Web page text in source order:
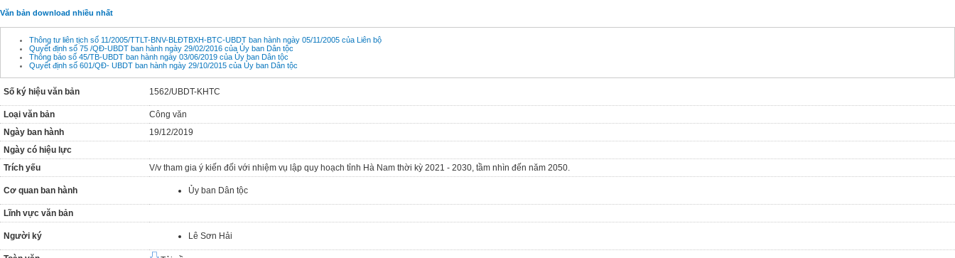
Văn bản download nhiều nhất
Thông tư liên tịch số 11/2005/TTLT-BNV-BLĐTBXH-BTC-UBDT ban hành ngày 05/11/2005 của Liên bộ
Quyết định số 75 /QĐ-UBDT ban hành ngày 29/02/2016 của Ủy ban Dân tộc
Thông báo số 45/TB-UBDT ban hành ngày 03/06/2019 của Ủy ban Dân tộc
Quyết định số 601/QĐ- UBDT ban hành ngày 29/10/2015 của Ủy ban Dân tộc
Số ký hiệu văn bản 1562/UBDT-KHTC
Loại văn bản
Công văn
Ngày ban hành
19/12/2019
Ngày có hiệu lực
Trích yếu
V/v tham gia ý kiến đối với nhiệm vụ lập quy hoạch tỉnh Hà Nam thời kỳ 2021 - 2030, tầm nhìn đến năm 2050.
Cơ quan ban hành Ủy ban Dân tộc
Lĩnh vực văn bản
Người ký Lê Sơn Hải